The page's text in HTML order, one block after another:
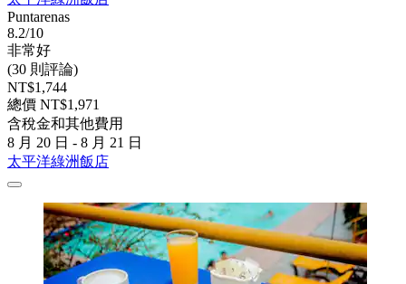
Puntarenas
8.2/10
非常好
(30 則評論)
NT$1,744
總價 NT$1,971
含稅金和其他費用
8 月 20 日 - 8 月 21 日
太平洋綠洲飯店